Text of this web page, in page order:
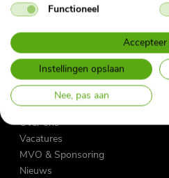
My Fleet Manager
Nieuwsbrief
Bijtellingscalculator
Herroepingsformulier Private Lease
Over ons
Vacatures
MVO & Sponsoring
Nieuws
Functioneel
Accepteer
Instellingen opslaan
Nee, pas aan